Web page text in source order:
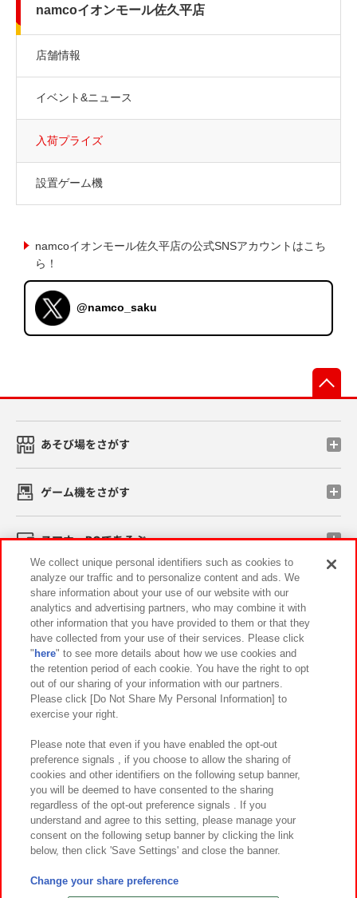
namcoイオンモール佐久平店
店舗情報
イベント&ニュース
入荷プライズ
設置ゲーム機
namcoイオンモール佐久平店の公式SNSアカウントはこち
ら！
@namco_saku
あそび場をさがす
ゲーム機をさがす
スマホ・PCであそぶ
イベント・キャンペーン
関連会社 サステナビリティ サイトポリシー
プライバシーポリシー ウェブアクセシビリティ方針と検証結果
お取引先さまとともに
カスタマーハラスメント対応方針 よくあるご質問・お問い合わせ
©Bandai Namco Amusement Inc.
©Bandai Namco Amusement Lab Inc.
We collect unique personal identifiers such as cookies to
analyze our traffic and to personalize content and ads. We
share information about your use of our website with our
analytics and advertising partners, who may combine it with
other information that you have provided to them or that they
have collected from your use of their services. Please click
" here" to see more details about how we use cookies and
the retention period of each cookie. You have the right to opt
out of our sharing of your information with our partners.
Please click [Do Not Share My Personal Information] to
exercise your right.
Please note that even if you have enabled the opt-out
preference signals , if you choose to allow the sharing of
cookies and other identifiers on the following setup banner,
you will be deemed to have consented to the sharing
regardless of the opt-out preference signals . If you
understand and agree to this setting, please manage your
consent on the following setup banner by clicking the link
below, then click 'Save Settings' and close the banner.
Change your share preference